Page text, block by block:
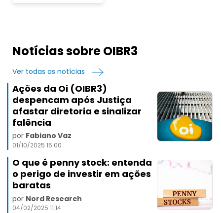
Notícias sobre OIBR3
Ver todas as notícias
Ações da Oi (OIBR3)
despencam após Justiça
afastar diretoria e sinalizar
falência
por Fabiano Vaz
01/10/2025 15:00
O que é penny stock: entenda
o perigo de investir em ações
baratas
por Nord Research
04/02/2025 11:14